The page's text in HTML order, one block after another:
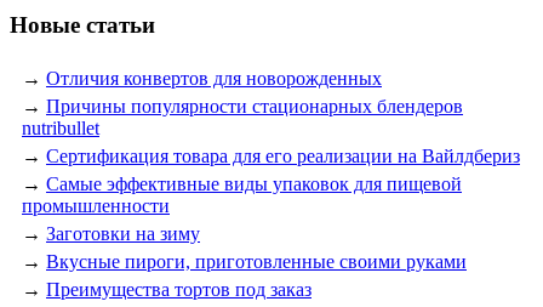
Новые статьи
→ Отличия конвертов для новорожденных
→ Причины популярности стационарных блендеров
nutribullet
→ Сертификация товара для его реализации на Вайлдбериз
→ Самые эффективные виды упаковок для пищевой
промышленности
→ Заготовки на зиму
→ Вкусные пироги, приготовленные своими руками
→ Преимущества тортов под заказ